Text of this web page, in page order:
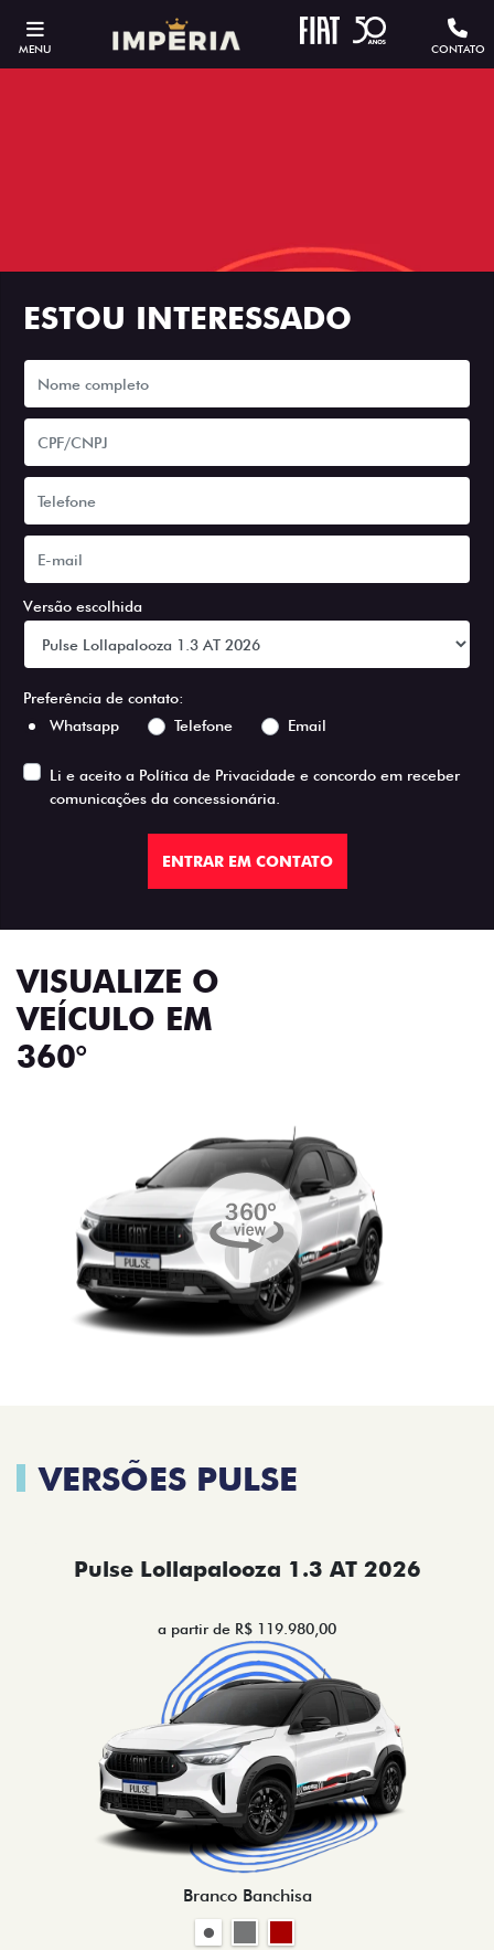
MENU CONTATO
ESTOU INTERESSADO
Versão escolhida
Preferência de contato:
Whatsapp
Telefone Email
Li e aceito a Política de Privacidade e concordo em receber
comunicações da concessionária.
ENTRAR EM CONTATO
VISUALIZE O
VEÍCULO EM
360°
VERSÕES PULSE
Pulse Lollapalooza 1.3 AT 2026
a partir de R$ 119.980,00
Branco Banchisa